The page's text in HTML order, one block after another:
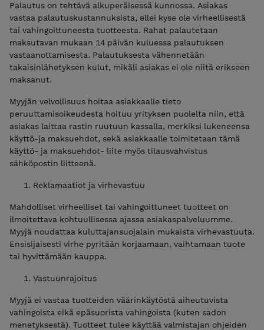
Palautus on tehtävä alkuperäisessä kunnossa. Asiakas
vastaa palautuskustannuksista, ellei kyse ole virheellisestä
tai vahingoittuneesta tuotteesta. Rahat palautetaan
maksutavan mukaan 14 päivän kuluessa palautuksen
vastaanottamisesta. Palautuksesta vähennetään
takaisinlähetyksen kulut, mikäli asiakas ei ole niitä erikseen
maksanut.
Myyjän velvollisuus hoitaa asiakkaalle tieto
peruuttamisoikeudesta hoituu yrityksen puolelta niin, että
asiakas laittaa rastin ruutuun kassalla, merkiksi lukeneensa
käyttö-ja maksuehdot, sekä asiakkaalle toimitetaan tämä
käyttö- ja maksuehdot- liite myös tilausvahvistus
sähköpostin liitteenä.
Reklamaatiot ja virhevastuu
Mahdolliset virheelliset tai vahingoittuneet tuotteet on
ilmoitettava kohtuullisessa ajassa asiakaspalveluumme.
Myyjä noudattaa kuluttajansuojalain mukaista virhevastuuta.
Ensisijaisesti virhe pyritään korjaamaan, vaihtamaan tuote
tai hyvittämään kauppa.
Vastuunrajoitus
Myyjä ei vastaa tuotteiden väärinkäytöstä aiheutuvista
vahingoista eikä epäsuorista vahingoista (kuten sadon
menetyksestä). Tuotteet tulee käyttää valmistajan ohjeiden